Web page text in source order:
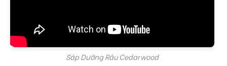
Sáp Dưỡng Râu Cedarwood